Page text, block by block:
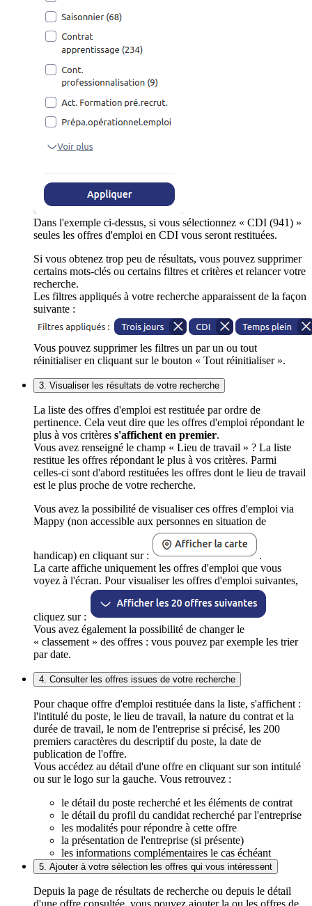
Dans l'exemple ci-dessus, si vous sélectionnez « CDI (941) »
seules les offres d'emploi en CDI vous seront restituées.
Si vous obtenez trop peu de résultats, vous pouvez supprimer
certains mots-clés ou certains filtres et critères et relancer votre
recherche.
Les filtres appliqués à votre recherche apparaissent de la façon
suivante :
Vous pouvez supprimer les filtres un par un ou tout
réinitialiser en cliquant sur le bouton « Tout réinitialiser ».
3. Visualiser les résultats de votre recherche
La liste des offres d'emploi est restituée par ordre de
pertinence. Cela veut dire que les offres d'emploi répondant le
plus à vos critères s'affichent en premier.
Vous avez renseigné le champ « Lieu de travail » ? La liste
restitue les offres répondant le plus à vos critères. Parmi
celles-ci sont d'abord restituées les offres dont le lieu de travail
est le plus proche de votre recherche.
Vous avez la possibilité de visualiser ces offres d'emploi via
Mappy (non accessible aux personnes en situation de
handicap) en cliquant sur :
.
La carte affiche uniquement les offres d'emploi que vous
voyez à l'écran. Pour visualiser les offres d'emploi suivantes,
cliquez sur :
Vous avez également la possibilité de changer le
« classement » des offres : vous pouvez par exemple les trier
par date.
4. Consulter les offres issues de votre recherche
Pour chaque offre d'emploi restituée dans la liste, s'affichent :
l'intitulé du poste, le lieu de travail, la nature du contrat et la
durée de travail, le nom de l'entreprise si précisé, les 200
premiers caractères du descriptif du poste, la date de
publication de l'offre.
Vous accédez au détail d'une offre en cliquant sur son intitulé
ou sur le logo sur la gauche. Vous retrouvez :
le détail du poste recherché et les éléments de contrat
le détail du profil du candidat recherché par l'entreprise
les modalités pour répondre à cette offre
la présentation de l'entreprise (si présente)
les informations complémentaires le cas échéant
5. Ajouter à votre sélection les offres qui vous intéressent
Depuis la page de résultats de recherche ou depuis le détail
d'une offre consultée, vous pouvez ajouter la ou les offres de